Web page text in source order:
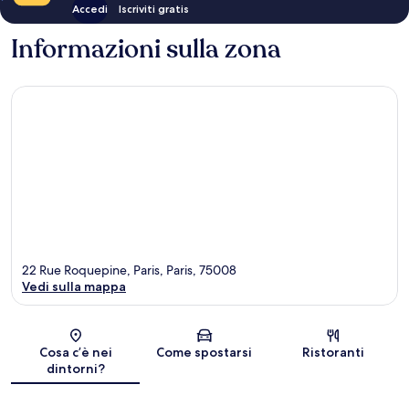
Accedi Iscriviti gratis
Informazioni sulla zona
Mappa
22 Rue Roquepine, Paris, Paris, 75008
Vedi sulla mappa
Cosa c’è nei
dintorni?
Come spostarsi Ristoranti